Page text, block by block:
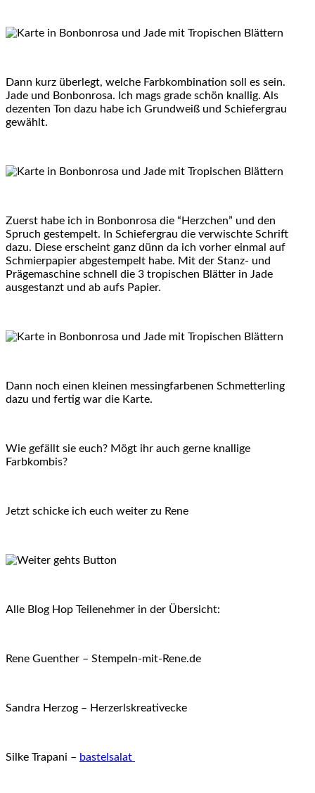
Dann kurz überlegt, welche Farbkombination soll es sein.
Jade und Bonbonrosa. Ich mags grade schön knallig. Als
dezenten Ton dazu habe ich Grundweiß und Schiefergrau
gewählt.
Zuerst habe ich in Bonbonrosa die “Herzchen” und den
Spruch gestempelt. In Schiefergrau die verwischte Schrift
dazu. Diese erscheint ganz dünn da ich vorher einmal auf
Schmierpapier abgestempelt habe. Mit der Stanz- und
Prägemaschine schnell die 3 tropischen Blätter in Jade
ausgestanzt und ab aufs Papier.
Dann noch einen kleinen messingfarbenen Schmetterling
dazu und fertig war die Karte.
Wie gefällt sie euch? Mögt ihr auch gerne knallige
Farbkombis?
Jetzt schicke ich euch weiter zu Rene
Alle Blog Hop Teilenehmer in der Übersicht:
Rene Guenther – Stempeln-mit-Rene.de
Sandra Herzog – Herzerlskreativecke
Silke Trapani – bastelsalat